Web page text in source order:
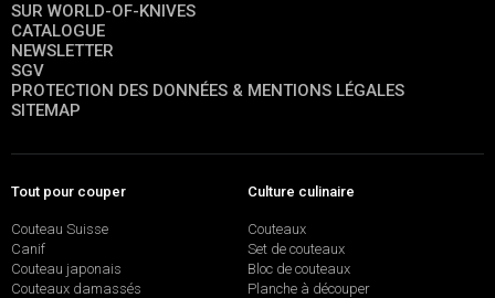
SUR WORLD-OF-KNIVES
CATALOGUE
NEWSLETTER
SGV
PROTECTION DES DONNÉES & MENTIONS LÉGALES
SITEMAP
Tout pour couper
Couteau Suisse
Canif
Couteau japonais
Couteaux damassés
Culture culinaire
Couteaux
Set de couteaux
Bloc de couteaux
Planche à découper